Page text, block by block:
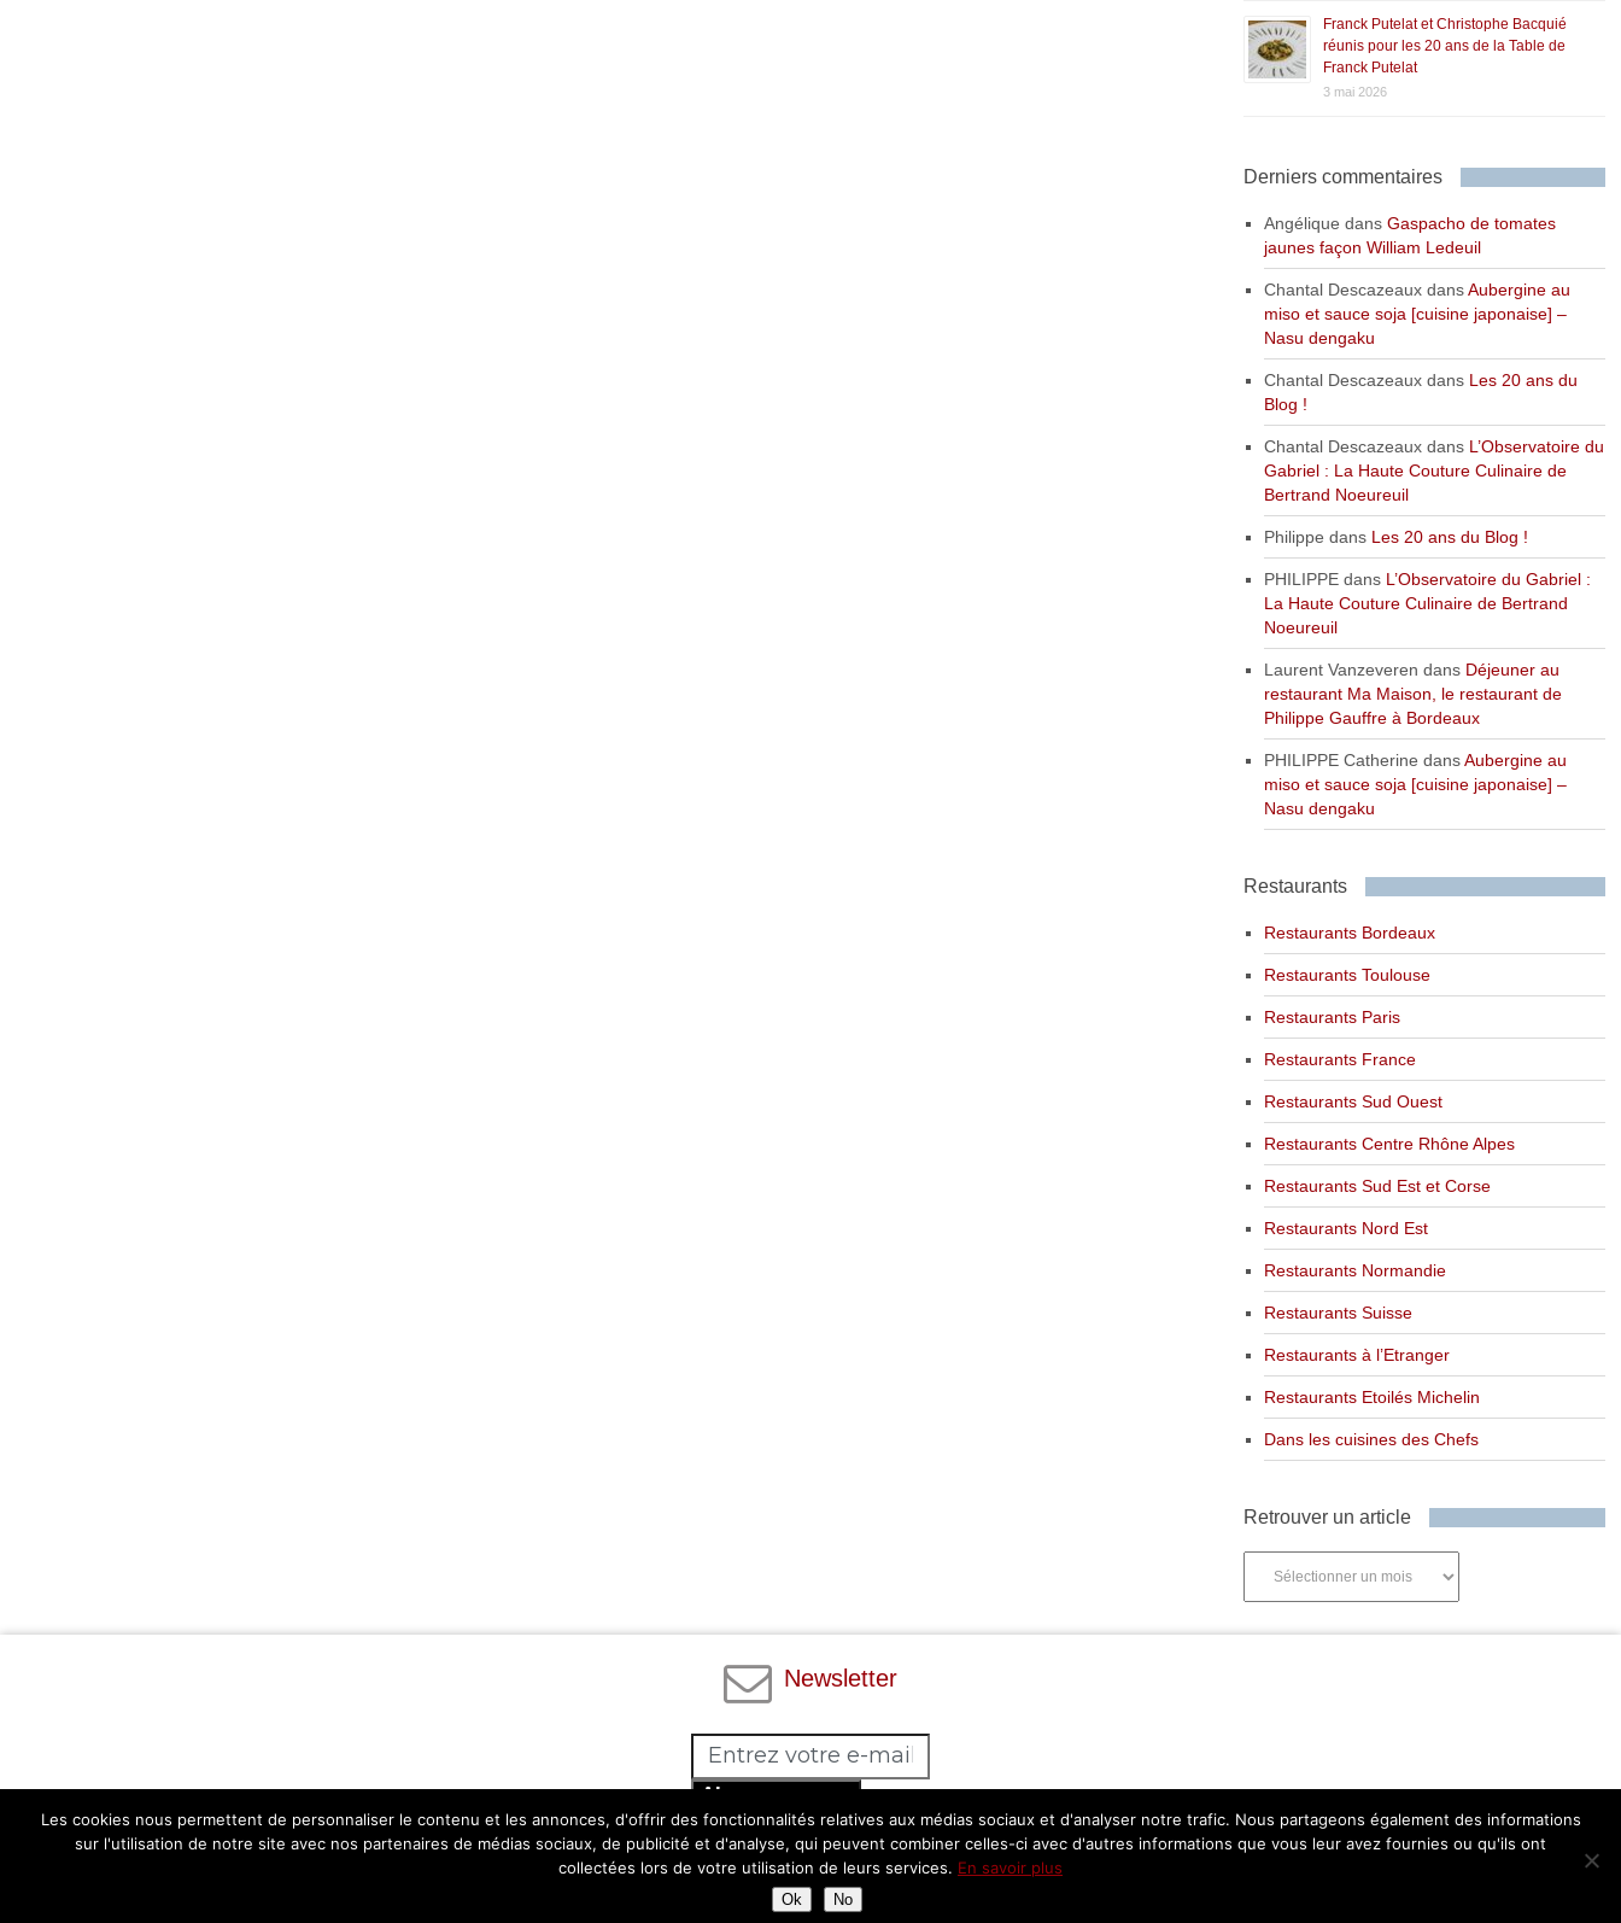
Franck Putelat et Christophe Bacquié
réunis pour les 20 ans de la Table de
Franck Putelat
3 mai 2026
Derniers commentaires
Angélique dans Gaspacho de tomates
jaunes façon William Ledeuil
Chantal DescazeauxdansAubergine au
miso et sauce soja [cuisine japonaise] –
Nasu dengaku
Chantal Descazeauxdans Les 20 ans du
Blog !
Chantal Descazeauxdans L’Observatoire du
Gabriel : La Haute Couture Culinaire de
Bertrand Noeureuil
Philippe dans Les 20 ans du Blog !
PHILIPPEdans L’Observatoire du Gabriel :
La Haute Couture Culinaire de Bertrand
Noeureuil
Laurent Vanzeveren dans Déjeuner au
restaurant Ma Maison, le restaurant de
Philippe Gauffre à Bordeaux
PHILIPPE Catherine dansAubergine au
miso et sauce soja [cuisine japonaise] –
Nasu dengaku
Restaurants
Restaurants Bordeaux
Restaurants Toulouse
Restaurants Paris
Restaurants France
Restaurants Sud Ouest
Restaurants Centre Rhône Alpes
Restaurants Sud Est et Corse
Restaurants Nord Est
Restaurants Normandie
Restaurants Suisse
Restaurants à l’Etranger
Restaurants Etoilés Michelin
Dans les cuisines des Chefs
Retrouver un article
Newsletter
Abonnez-vous
Facebook
Les cookies nous permettent de personnaliser le contenu et les annonces, d'offrir des fonctionnalités relatives aux médias sociaux et d'analyser notre trafic. Nous partageons également des informations
sur l'utilisation de notre site avec nos partenaires de médias sociaux, de publicité et d'analyse, qui peuvent combiner celles-ci avec d'autres informations que vous leur avez fournies ou qu'ils ont
collectées lors de votre utilisation de leurs services. En savoir plus
Ok No